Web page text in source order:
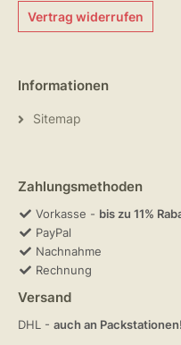
Vertrag widerrufen
Informationen
Sitemap
Zahlungsmethoden
Vorkasse - bis zu 11%
PayPal
Nachnahme
Rechnung
Versand
DHL - auch an Packstationen!